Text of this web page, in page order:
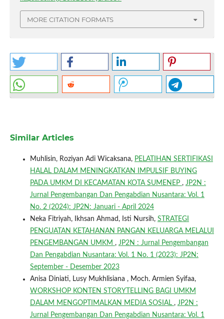
MORE CITATION FORMATS
Similar Articles
Muhlisin, Roziyan Adi Wicaksana, PELATIHAN SERTIFIKASI
HALAL DALAM MENINGKATKAN IMPULSIF BUYING
PADA UMKM DI KECAMATAN KOTA SUMENEP , JP2N :
Jurnal Pengembangan Dan Pengabdian Nusantara: Vol. 1
No. 2 (2024): JP2N: Januari - April 2024
Neka Fitriyah, Ikhsan Ahmad, Isti Nursih, STRATEGI
PENGUATAN KETAHANAN PANGAN KELUARGA MELALUI
PENGEMBANGAN UMKM , JP2N : Jurnal Pengembangan
Dan Pengabdian Nusantara: Vol. 1 No. 1 (2023): JP2N:
September - Desember 2023
Anisa Diniati, Lusy Mukhlisiana , Moch. Armien Syifaa,
WORKSHOP KONTEN STORYTELLING BAGI UMKM
DALAM MENGOPTIMALKAN MEDIA SOSIAL , JP2N :
Jurnal Pengembangan Dan Pengabdian Nusantara: Vol. 1